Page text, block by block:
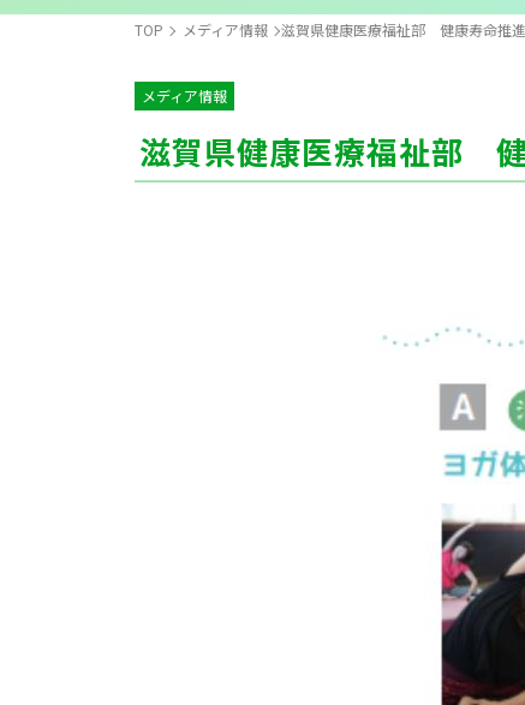
TOP メディア情報 滋賀県健康医療福祉部 健康寿命推
メディア情報
滋賀県健康医療福祉部